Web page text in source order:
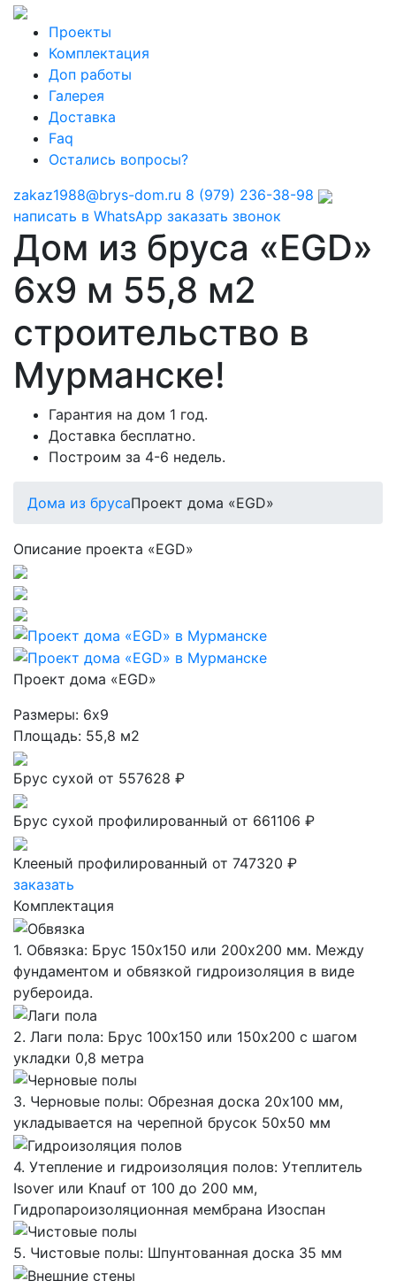
Проекты
Комплектация
Доп работы
Галерея
Доставка
Faq
Остались вопросы?
zakaz1988@brys-dom.ru 8 (979) 236-38-98
написать в WhatsApp заказать звонок
Дом из бруса «EGD»
6х9 м 55,8 м2
строительство в
Мурманске!
Гарантия на дом 1 год.
Доставка бесплатно.
Построим за 4-6 недель.
Дома из брусаПроект дома «EGD»
Описание проекта «EGD»
Проект дома «EGD»
Размеры: 6х9
Площадь: 55,8 м2
Брус сухой от 557628 ₽
Брус сухой профилированный от 661106 ₽
Клееный профилированный от 747320 ₽
заказать
Комплектация
1. Обвязка: Брус 150х150 или 200х200 мм. Между
фундаментом и обвязкой гидроизоляция в виде
рубероида.
2. Лаги пола: Брус 100х150 или 150х200 с шагом
укладки 0,8 метра
3. Черновые полы: Обрезная доска 20х100 мм,
укладывается на черепной брусок 50х50 мм
4. Утепление и гидроизоляция полов: Утеплитель
Isover или Knauf от 100 до 200 мм,
Гидропароизоляционная мембрана Изоспан
5. Чистовые полы: Шпунтованная доска 35 мм